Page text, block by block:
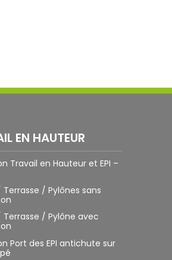
EN HAUTEUR
Travail en Hauteur et EPI –
/ Pylônes sans
/ Pylône avec
Port des EPI antichute sur